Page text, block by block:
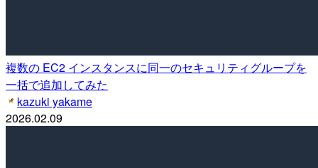
複数の EC2 インスタンスに同一のセキュリティグループを
一括で追加してみた
kazuki yakame
2026.02.09